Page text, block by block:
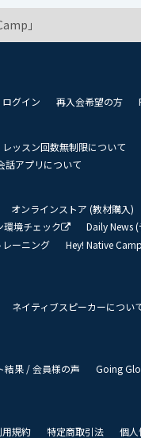
」
ログイン 再入会希望の方
レッスン回数無制限について
話アプリについて
オンラインストア (教材購入)
環境チェック Daily News
レーニング Hey! Native Camp
ネイティブスピーカーについ
結果 / 会員様の声 Going
用規約 特定商取引法 個人